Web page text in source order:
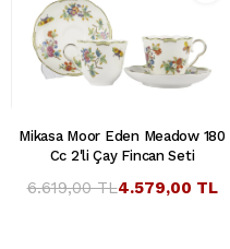
Mikasa Moor Eden Meadow 180
Cc 2'li Çay Fincan Seti
4.579,00 TL
6.619,00 TL